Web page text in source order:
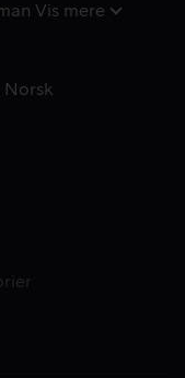
Vis mere
Norsk